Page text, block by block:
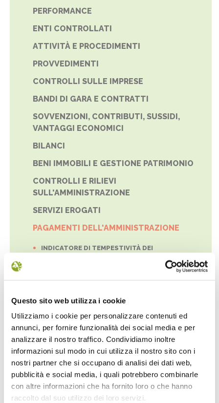
Questo sito web utilizza i cookie
Utilizziamo i cookie per personalizzare contenuti ed
annunci, per fornire funzionalità dei social media e per
analizzare il nostro traffico. Condividiamo inoltre
informazioni sul modo in cui utilizza il nostro sito con i
nostri partner che si occupano di analisi dei dati web,
pubblicità e social media, i quali potrebbero combinarle
con altre informazioni che ha fornito loro o che hanno
raccolto dal suo utilizzo dei loro servizi.
PERFORMANCE
ENTI CONTROLLATI
ATTIVITÀ E PROCEDIMENTI
PROVVEDIMENTI
CONTROLLI SULLE IMPRESE
BANDI DI GARA E CONTRATTI
SOVVENZIONI, CONTRIBUTI, SUSSIDI,
VANTAGGI ECONOMICI
BILANCI
BENI IMMOBILI E GESTIONE PATRIMONIO
CONTROLLI E RILIEVI
SULL'AMMINISTRAZIONE
SERVIZI EROGATI
PAGAMENTI DELL'AMMINISTRAZIONE
INDICATORE DI TEMPESTIVITÀ DEI
PIANIFICAZIONE E GOVERNO DEL
TERRITORIO
INTERVENTI STRAORDINARI E DI
EMERGENZA